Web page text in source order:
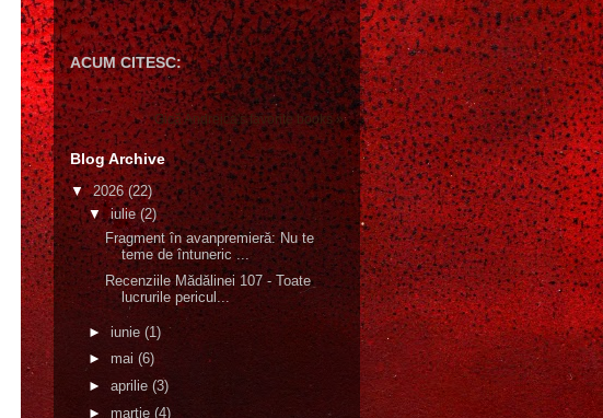
ACUM CITESC:
Gică Andreica's favorite books »
Blog Archive
▼2026(22)
▼iulie(2)
Fragment în avanpremieră: Nu te
teme de întuneric ...
Recenziile Mădălinei 107 - Toate
lucrurile pericul...
► iunie (1)
► mai (6)
► aprilie (3)
► martie (4)